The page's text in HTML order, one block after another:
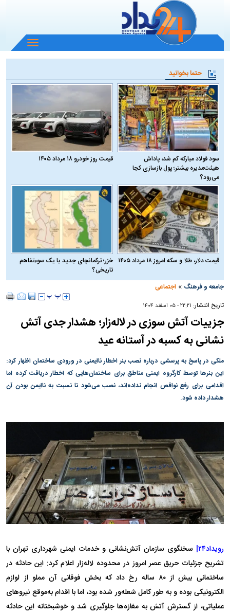
باز
و
منو
حتما بخوانید
سود فولاد مبارکه کم شد، پاداش
هیئت‌مدیره بیشتر؛ پول بازسازی کجا
می‌رود؟
قیمت روز خودرو ۱۸ مرداد ۱۴۰۵
قیمت دلار، طلا و سکه امروز ۱۸ مرداد ۱۴۰۵
خزر؛ ترکمانچای جدید یا یک سوءتفاهم
تاریخی؟
جامعه و فرهنگ »اجتماعی
تاریخ انتشار: ۲۲:۲۱ - ۰۵ اسفند ۱۴۰۴
جزییات آتش سوزی در لاله‌زار؛ هشدار جدی آتش
نشانی به کسبه در آستانه عید
ملکی در پاسخ به پرسشی درباره نصب بنر اخطار ناایمنی در ورودی ساختمان اظهار کرد:
این بنرها توسط کارگروه ایمنی مناطق برای ساختمان‌هایی که اخطار دریافت کرده اما
اقدامی برای رفع نواقص انجام نداده‌اند، نصب می‌شود تا نسبت به ناایمن بودن آن
هشدار داده شود.
رویداد۲۴|
سخنگوی سازمان آتش‌نشانی و خدمات ایمنی شهرداری تهران با
تشریح جزئیات حریق عصر امروز در محدوده لاله‌زار اعلام کرد: این حادثه در
ساختمانی بیش از ۸۰ ساله رخ داد که بخش فوقانی آن مملو از لوازم
الکترونیکی بوده و به طور کامل شعله‌ور شده بود، اما با اقدام به‌موقع نیروهای
عملیاتی، از گسترش آتش به مغازه‌ها جلوگیری شد و خوشبختانه این حادثه